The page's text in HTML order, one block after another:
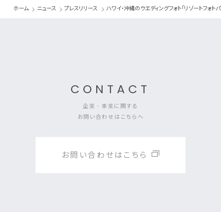
ホーム ニュース プレスリリース ハワイ・沖縄のウエディングフォト「リゾートフォ
CONTACT
企業・事業に関する
お問い合わせはこちらへ
お問い合わせはこちら